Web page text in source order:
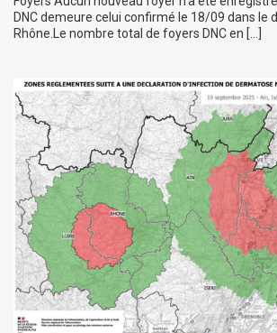
DNC demeure celui confirmé le 18/09 dans le
Rhône.Le nombre total de foyers DNC en […]